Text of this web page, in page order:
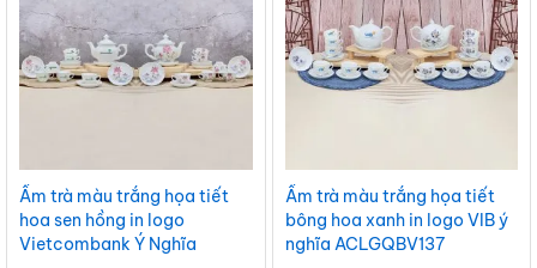
Ấm trà màu trắng họa tiết
hoa sen hồng in logo
Vietcombank Ý Nghĩa
Ấm trà màu trắng họa tiết
bông hoa xanh in logo VIB ý
nghĩa ACLGQBV137